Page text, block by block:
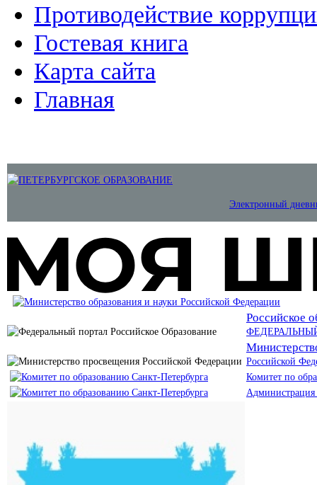
Противодействие
Гостевая книга
Карта сайта
Главная
Электронный
Российское
Российской
Комитет по
Администрация